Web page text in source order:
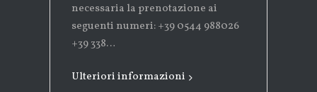
necessaria la prenotazione ai
seguenti numeri: +39 0544 988026
+39 338…
Ulteriori informazioni